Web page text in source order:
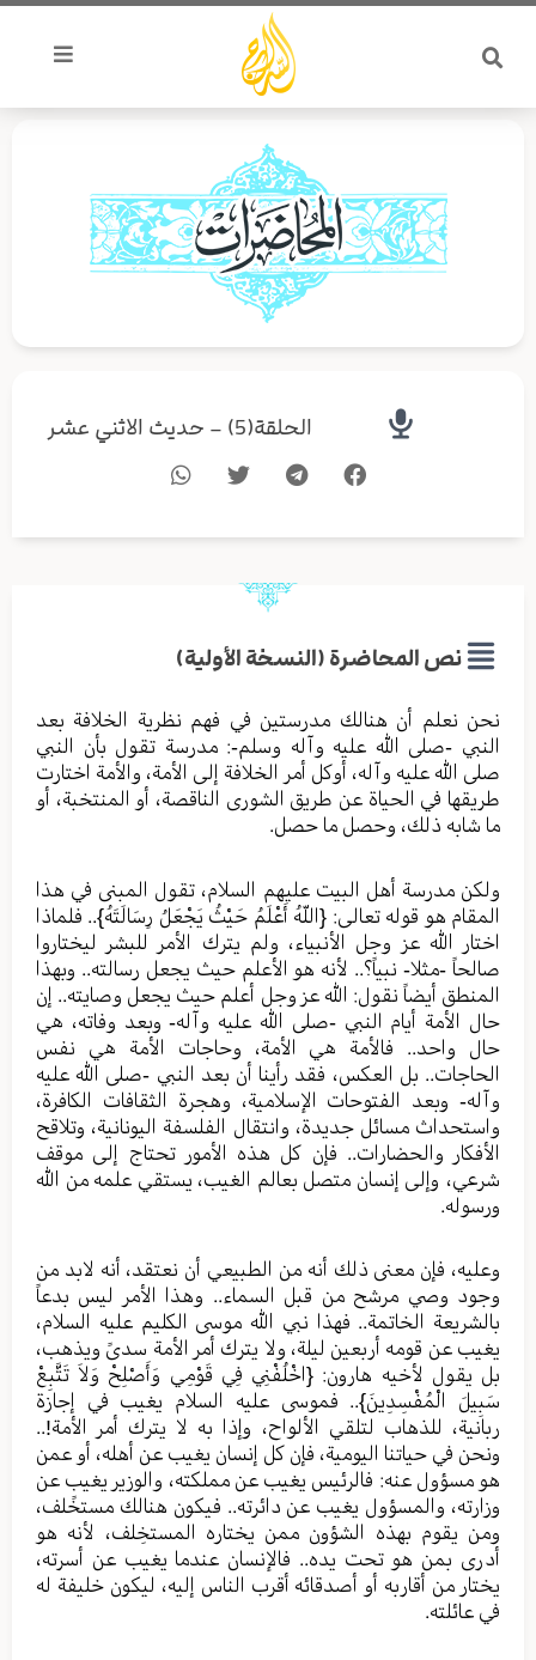
تخطي
المحتوى
الحلقة(5) – حديث الاثني عشر
نص المحاضرة (النسخة الأولية)
نحن نعلم أن هنالك مدرستين في فهم نظرية الخلافة بعد
النبي -صلى الله عليه وآله وسلم-: مدرسة تقول بأن النبي
صلى الله عليه وآله، أوكل أمر الخلافة إلى الأمة، والأمة اختارت
طريقها في الحياة عن طريق الشورى الناقصة، أو المنتخبة، أو
ما شابه ذلك، وحصل ما حصل.
ولكن مدرسة أهل البيت عليهم السلام، تقول المبنى في هذا
المقام هو قوله تعالى: {اللّهُ أَعْلَمُ حَيْثُ يَجْعَلُ رِسَالَتَهُ}.. فلماذا
اختار الله عز وجل الأنبياء، ولم يترك الأمر للبشر ليختاروا
صالحاً -مثلا- نبياً؟.. لأنه هو الأعلم حيث يجعل رسالته.. وبهذا
المنطق أيضاً نقول: الله عز وجل أعلم حيث يجعل وصايته.. إن
حال الأمة أيام النبي -صلى الله عليه وآله- وبعد وفاته، هي
حال واحد.. فالأمة هي الأمة، وحاجات الأمة هي نفس
الحاجات.. بل العكس، فقد رأينا أن بعد النبي -صلى الله عليه
وآله- وبعد الفتوحات الإسلامية، وهجرة الثقافات الكافرة،
واستحداث مسائل جديدة، وانتقال الفلسفة اليونانية، وتلاقح
الأفكار والحضارات.. فإن كل هذه الأمور تحتاج إلى موقف
شرعي، وإلى إنسان متصل بعالم الغيب، يستقي علمه من الله
ورسوله.
وعليه، فإن معنى ذلك أنه من الطبيعي أن نعتقد، أنه لابد من
وجود وصي مرشح من قبل السماء.. وهذا الأمر ليس بدعاً
بالشريعة الخاتمة.. فهذا نبي الله موسى الكليم عليه السلام،
يغيب عن قومه أربعين ليلة، ولا يترك أمر الأمة سدىً ويذهب،
بل يقول لأخيه هارون: {اخْلُفْنِي فِي قَوْمِي وَأَصْلِحْ وَلاَ تَتَّبِعْ
سَبِيلَ الْمُفْسِدِينَ}.. فموسى عليه السلام يغيب في إجازة
ربانية، للذهاب لتلقي الألواح، وإذا به لا يترك أمر الأمة!..
ونحن في حياتنا اليومية، فإن كل إنسان يغيب عن أهله، أو عمن
هو مسؤول عنه: فالرئيس يغيب عن مملكته، والوزير يغيب عن
وزارته، والمسؤول يغيب عن دائرته.. فيكون هنالك مستخًلف،
ومن يقوم بهذه الشؤون ممن يختاره المستخِلف، لأنه هو
أدرى بمن هو تحت يده.. فالإنسان عندما يغيب عن أسرته،
يختار من أقاربه أو أصدقائه أقرب الناس إليه، ليكون خليفة له
في عائلته.